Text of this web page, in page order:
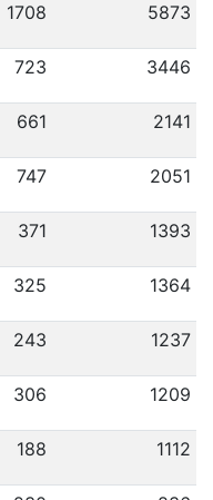
1708 5873
723 3446
661 2141
747 2051
371 1393
325 1364
243 1237
306 1209
188 1112